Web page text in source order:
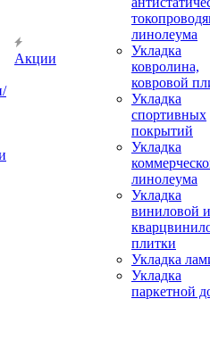
Акции
линолеума
Укладка
ковролина,
ковровой
Укладка
спортивных
покрытий
Укладка
линолеума
Укладка
виниловой и
плитки
Укладка
Укладка
паркетной